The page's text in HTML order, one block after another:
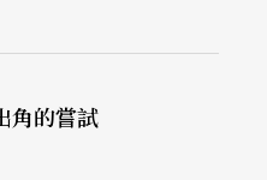
流於濫情。舞台設計
物硬景呼應），繁簡
用得相當好，特別是聚
，只留一道聚光燈照
角的嘗試